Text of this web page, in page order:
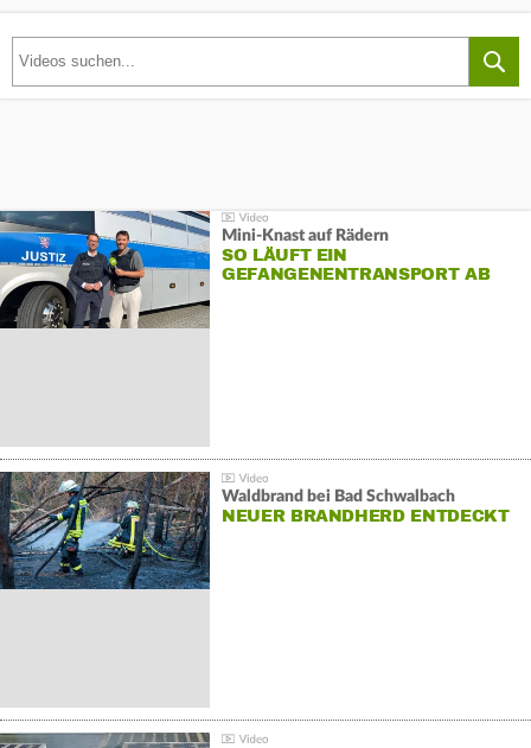
Mini-Knast auf Rädern
SO LÄUFT EIN
GEFANGENENTRANSPORT AB
Waldbrand bei Bad Schwalbach
NEUER BRANDHERD ENTDECKT